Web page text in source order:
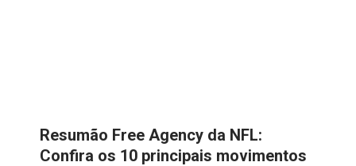
Resumão Free Agency da NFL:
Confira os 10 principais movimentos